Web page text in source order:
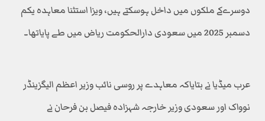
دوسرےکے ملکوں میں داخل ہوسکتے ہیں، ویزا استثنا معاہدہ یکم
دسمبر 2025 میں سعودی دارالحکومت ریاض میں طے پایاتھا۔
عرب میڈیا نے بتایاکہ معاہدے پر روسی نائب وزیر اعظم الیگزینڈر
نوواک اور سعودی وزیر خارجہ شہزادہ فیصل بن فرحان نے